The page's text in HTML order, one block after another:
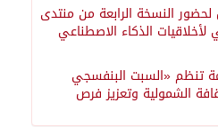
النسخة الرابعة من منتدى
لأخلاقيات الذكاء الاصطناعي
تنظم «السبت البنفسجي
ثقافة الشمولية وتعزيز فرص